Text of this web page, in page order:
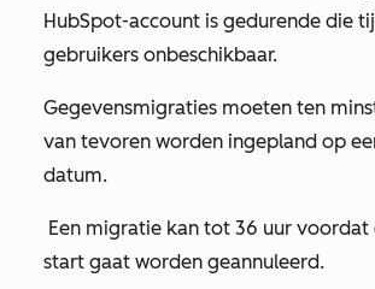
HubSpot-account is gedurende die
gebruikers onbeschikbaar.
Gegevensmigraties moeten ten
van tevoren worden ingepland op
datum.
Een migratie kan tot 36 uur voordat
start gaat worden geannuleerd.